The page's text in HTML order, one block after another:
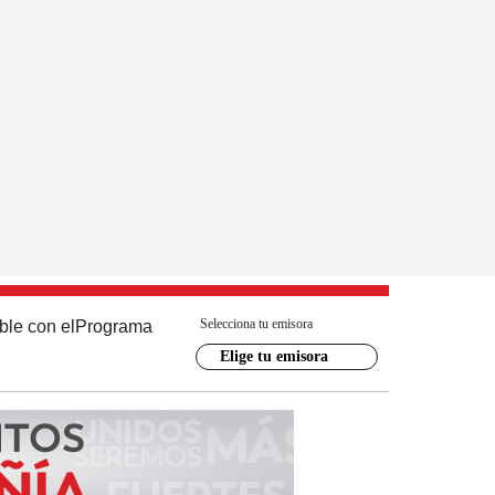
con el Programa Selecciona tu emisora
Elige tu emisora